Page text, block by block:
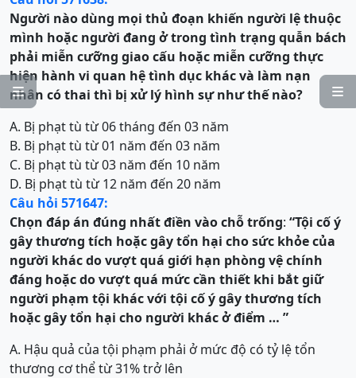


Người nào dùng mọi thủ đoạn khiến người lệ thuộc
mình hoặc người đang ở trong tình trạng quẫn bách
phải miễn cưỡng giao cấu hoặc miễn cưỡng thực
hiện hành vi quan hệ tình dục khác và làm nạn
nhân có thai thì bị xử lý hình sự như thế nào?
A. Bị phạt tù từ 06 tháng đến 03 năm
B. Bị phạt tù từ 01 năm đến 03 năm
C. Bị phạt tù từ 03 năm đến 10 năm
D. Bị phạt tù từ 12 năm đến 20 năm
Câu hỏi 571647:
Chọn đáp án đúng nhất điền vào chỗ trống: “Tội cố ý
gây thương tích hoặc gây tổn hại cho sức khỏe của
người khác do vượt quá giới hạn phòng vệ chính
đáng hoặc do vượt quá mức cần thiết khi bắt giữ
người phạm tội khácvới tội cố ý gây thương tích
hoặc gây tổn hại cho người khác ở điểm … ”
A. Hậu quả của tội phạm phải ở mức độ có tỷ lệ tổn
thương cơ thể từ 31% trở lên